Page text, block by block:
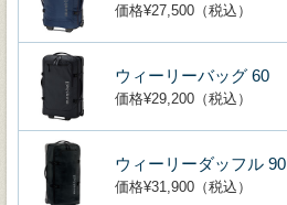
価格¥27,500（税込）
ウィーリーバッグ 60
価格¥29,200（税込）
ウィーリーダッフル 90
価格¥31,900（税込）